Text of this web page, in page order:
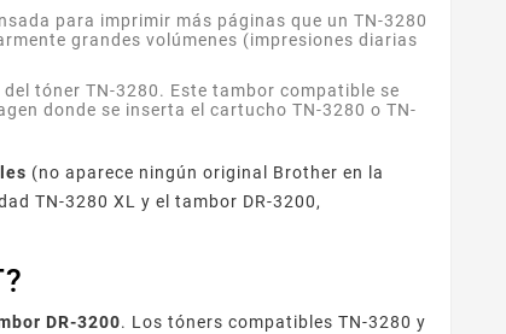
para imprimir más páginas que un TN-3280
grandes volúmenes (impresiones diarias
tóner TN-3280. Este tambor compatible se
donde se inserta el cartucho TN-3280 o TN-
(no aparece ningún original Brother en la
TN-3280 XL y el tambor DR-3200,
DR-3200. Los tóners compatibles TN-3280 y